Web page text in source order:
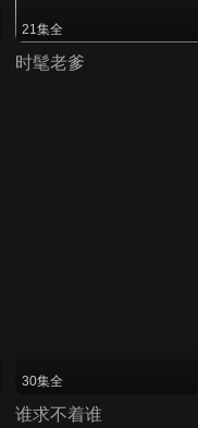
21集全
时髦老爹
30集全
谁求不着谁